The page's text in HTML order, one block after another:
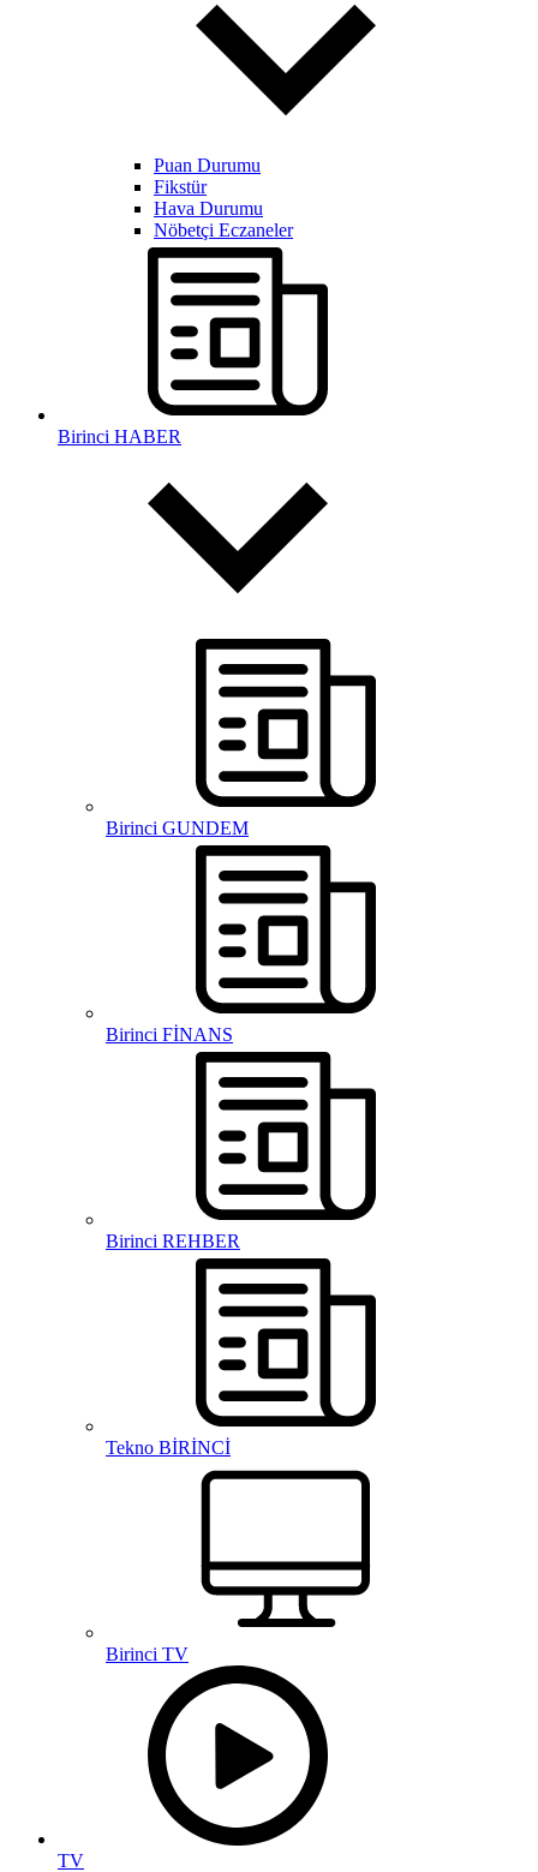
Puan Durumu
Fikstür
Hava Durumu
Nöbetçi Eczaneler
Birinci HABER
Birinci GUNDEM
Birinci FİNANS
Birinci REHBER
Tekno BİRİNCİ
Birinci TV
TV